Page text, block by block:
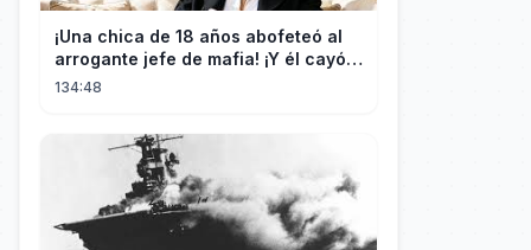
¡Una chica de 18 años abofeteó al
arrogante jefe de mafia! ¡Y él cayó
rendido, obsesionado con ella!
134:48